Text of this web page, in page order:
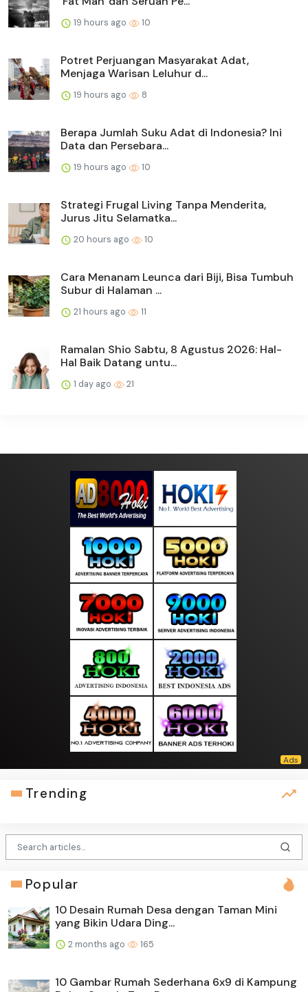
19 hours ago 10
Potret Perjuangan Masyarakat Adat,
Menjaga Warisan Leluhur d...
19 hours ago 8
Berapa Jumlah Suku Adat di Indonesia? Ini
Data dan Persebara...
19 hours ago 10
Strategi Frugal Living Tanpa Menderita,
Jurus Jitu Selamatka...
20 hours ago 10
Cara Menanam Leunca dari Biji, Bisa Tumbuh
Subur di Halaman ...
21 hours ago 11
Ramalan Shio Sabtu, 8 Agustus 2026: Hal-
Hal Baik Datang untu...
1 day ago 21
Trending
Popular
10 Desain Rumah Desa dengan Taman Mini
yang Bikin Udara Ding...
2 months ago 165
10 Gambar Rumah Sederhana 6x9 di Kampung